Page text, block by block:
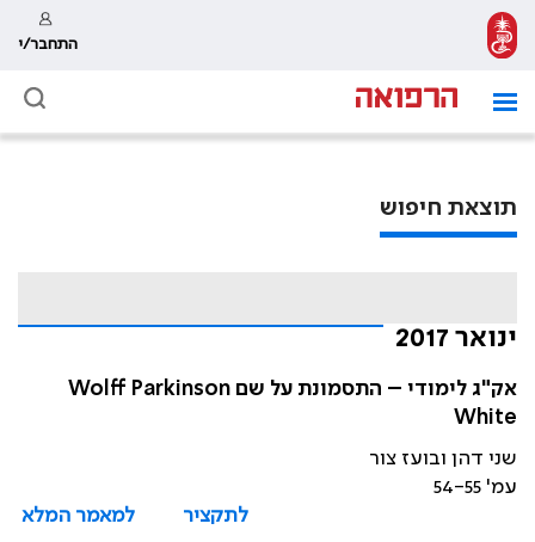
התחבר/י
תוצאת חיפוש
ינואר 2017
אק"ג לימודי – התסמונת על שם Wolff Parkinson
White
שני דהן ובועז צור
עמ' 54-55
לתקציר
למאמר המלא